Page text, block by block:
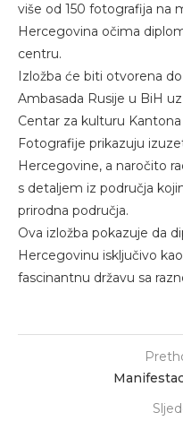
više od 150 fotografija na
Hercegovina očima
centru.
Izložba će biti otvorena
Ambasada Rusije u BiH
Centar za kulturu Kantona
Fotografije prikazuju
Hercegovine, a naročito
s detaljem iz područja
prirodna područja.
Ova izložba pokazuje da
Hercegovinu isključivo
fascinantnu državu sa